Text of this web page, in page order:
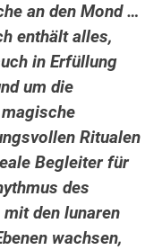
an den Mond …
enthält alles,
in Erfüllung
um die
Ritualen
Begleiter für
des
den lunaren
wachsen,